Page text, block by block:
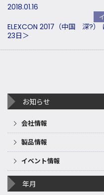
2018.01.16
ELEXCON 2017（中国 深?）
23日＞
お知らせ
会社情報
製品情報
イベント情報
年月